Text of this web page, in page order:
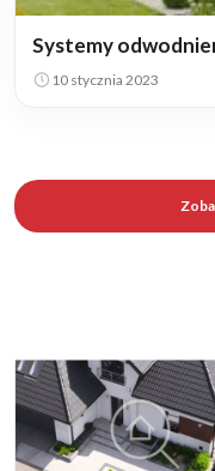
Systemy
10 stycznia 2023